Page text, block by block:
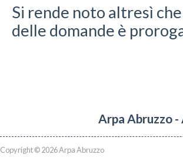
Si rende noto altresì
delle domande è
Arpa Abruzzo
Copyright © 2026 Arpa Abruzzo